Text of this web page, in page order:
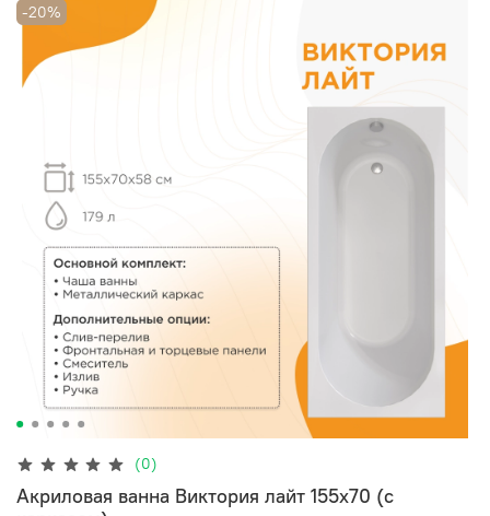
-20%
(0)
Акриловая ванна Виктория лайт 155х70 (с